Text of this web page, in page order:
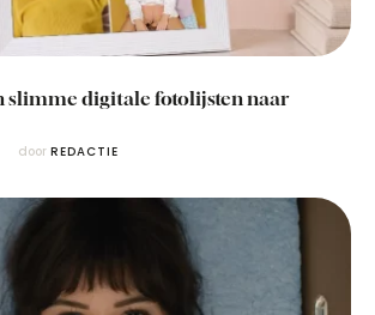
slimme digitale fotolijsten naar
door REDACTIE